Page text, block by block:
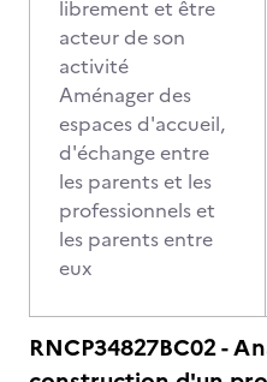
librement et être
acteur de son
activité
Aménager des
espaces d'accueil,
d'échange entre
les parents et les
professionnels et
les parents entre
eux
RNCP34827BC02 -